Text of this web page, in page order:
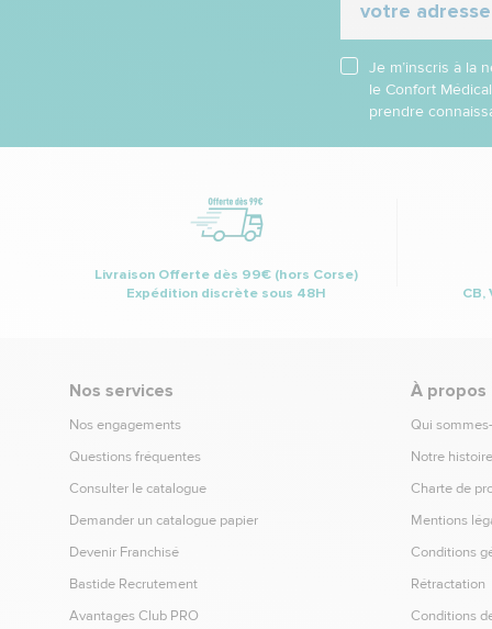
Je m’inscris à la
le Confort
prendre
Livraison Offerte dès 99€ (hors Corse)
Expédition discrète sous 48H
CB,
Nos services
Nos engagements
Questions fréquentes
Consulter le catalogue
Demander un catalogue papier
Devenir Franchisé
Bastide Recrutement
Avantages Club PRO
À propos
Qui
Notre histoire
Charte de
Mentions
Conditions
Rétractation
Conditions